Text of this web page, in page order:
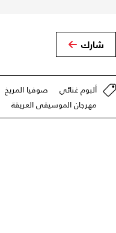
شارك
ألبوم غنائي صوفيا المريخ
مهرجان الموسيقى العريقة